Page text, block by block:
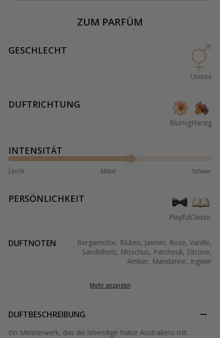
ZUM PARFÜM
GESCHLECHT
Unisex
DUFTRICHTUNG
BlumigHarzig
INTENSITÄT
Leicht Mittel Schwer
PERSÖNLICHKEIT
PlayfulClassic
DUFTNOTEN
Bergamotte, Blüten, Jasmin, Rose, Vanille,
Sandelholz, Moschus, Patchouli, Zitrone,
Amber, Mandarine, Ingwer
Mehr anzeigen
DUFTBESCHREIBUNG
Ein Meisterwerk, das die lebendige Natur Australiens mit